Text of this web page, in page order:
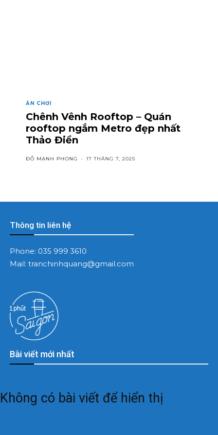
ĂN CHƠI
Chênh Vênh Rooftop – Quán
rooftop ngắm Metro đẹp nhất
Thảo Điền
ĐỖ MẠNH PHONG - 17 THÁNG 7, 2025
Bài viết mới nhất
Không có bài viết để hiển thị
Thông tin liên hệ
Phone: 035 999 3610
Mail: tranchinhquang@gmail.com